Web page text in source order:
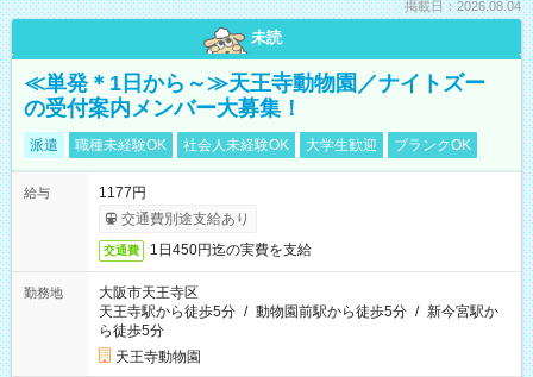
掲載日：2026.08.04
未読
≪単発＊1日から～≫天王寺動物園／ナイトズー
の受付案内メンバー大募集！
派遣 職種未経験OK 社会人未経験OK 大学生歓迎 ブランクOK
給与
1177円
交通費別途支給あり
交通費 1日450円迄の実費を支給
勤務地
大阪市天王寺区
天王寺駅から徒歩5分 / 動物園前駅から徒歩5分 / 新今宮駅か
ら徒歩5分
天王寺動物園